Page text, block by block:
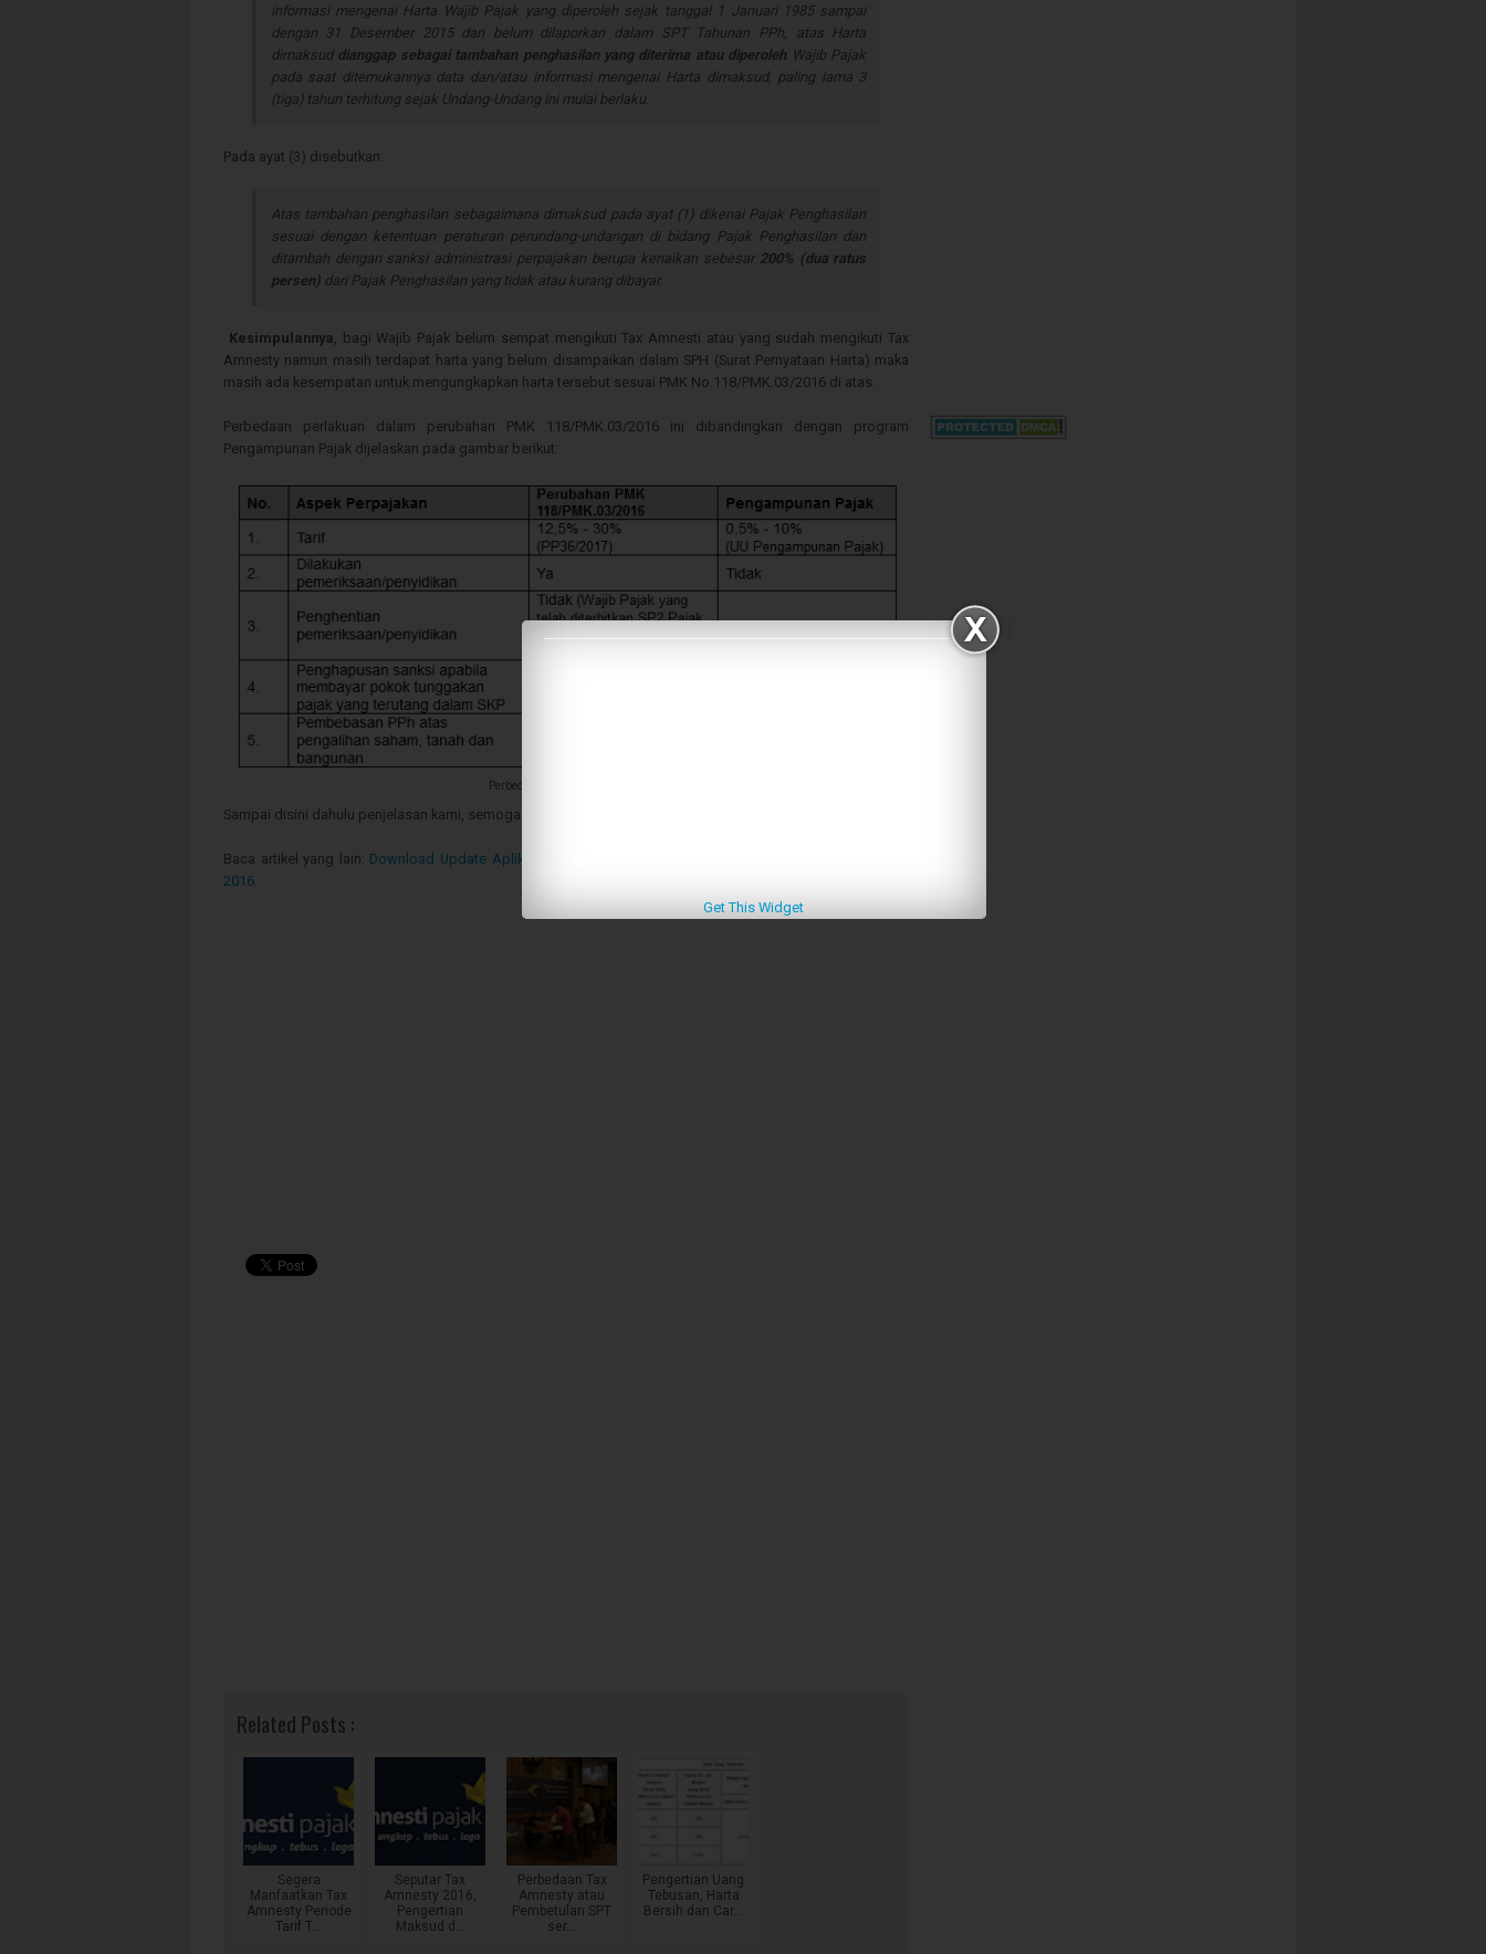
informasi mengenai Harta Wajib Pajak yang diperoleh sejak tanggal 1 Januari 1985 sampai
dengan 31 Desember 2015 dan belum dilaporkan dalam SPT Tahunan PPh, atas Harta
dimaksud dianggap sebagai tambahan penghasilan yang diterima atau diperoleh Wajib Pajak
pada saat ditemukannya data dan/atau informasi mengenai Harta dimaksud, paling lama 3
(tiga) tahun terhitung sejak Undang-Undang ini mulai berlaku.
Pada ayat (3) disebutkan:
Atas tambahan penghasilan sebagaimana dimaksud pada ayat (1) dikenai Pajak Penghasilan
sesuai dengan ketentuan peraturan perundang-undangan di bidang Pajak Penghasilan dan
ditambah dengan sanksi administrasi perpajakan berupa kenaikan sebesar 200% (dua ratus
persen)dari Pajak Penghasilan yang tidak atau kurang dibayar.
Kesimpulannya, bagi Wajib Pajak belum sempat mengikuti Tax Amnesti atau yang sudah mengikuti Tax
Amnesty namun masih terdapat harta yang belum disampaikan dalam SPH (Surat Pernyataan Harta) maka
masih ada kesempatan untuk mengungkapkan harta tersebut sesuai PMK No.118/PMK.03/2016 di atas.
Perbedaan perlakuan dalam perubahan PMK 118/PMK.03/2016 ini dibandingkan dengan program
Pengampunan Pajak dijelaskan pada gambar berikut:
Perbedaan Aspek Perpajakan
Sampai disini dahulu penjelasan kami, semoga bermanfaat.
Baca artikel yang lain: Download Update Aplikasi Excel Bukti Potong Formulir 1721 A2 Dengan PTKP Baru
2016.
Related Posts :
Segera
Manfaatkan Tax
Amnesty Periode
Tarif T...
Seputar Tax
Amnesty 2016,
Pengertian
Maksud d...
Perbedaan Tax
Amnesty atau
Pembetulan SPT
ser...
Pengertian Uang
Tebusan, Harta
Bersih dan Car...
Get This Widget